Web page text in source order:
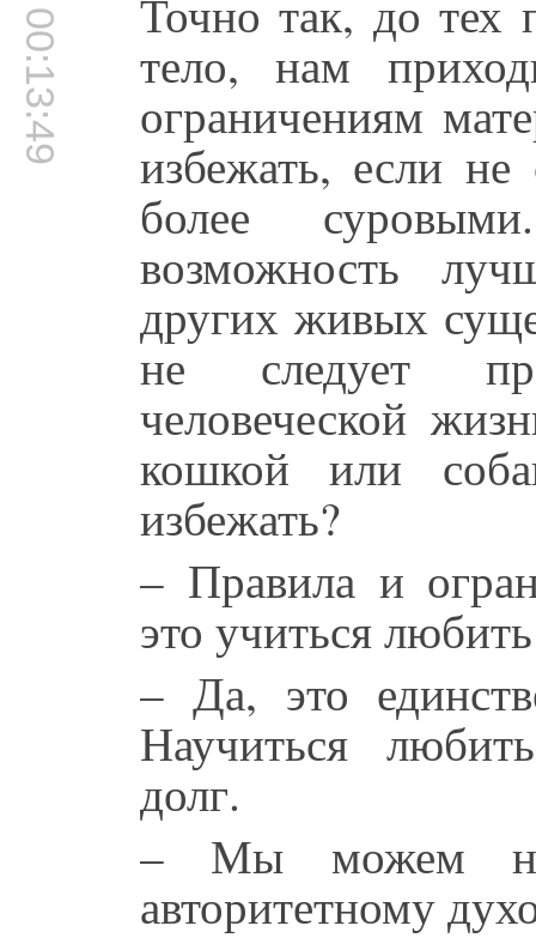
00:13:49 Точно так, до тех
тело, нам
ограничениям
избежать, если не
более
возможность
других живых
не следует
человеческой
кошкой или
избежать?
– Правила и
это учиться
– Да, это
Научиться
долг.
– Мы можем
авторитетному